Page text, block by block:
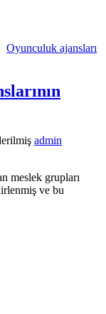
Oyunculuk ajansları
admin
meslek grupları
ve bu